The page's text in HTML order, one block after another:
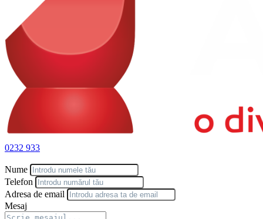
0232 933
Nume
Telefon
Adresa de email
Mesaj